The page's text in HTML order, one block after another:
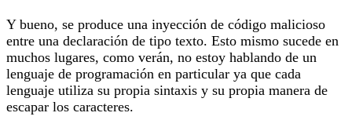
Y bueno, se produce una inyección de código malicioso
entre una declaración de tipo texto. Esto mismo sucede en
muchos lugares, como verán, no estoy hablando de un
lenguaje de programación en particular ya que cada
lenguaje utiliza su propia sintaxis y su propia manera de
escapar los caracteres.